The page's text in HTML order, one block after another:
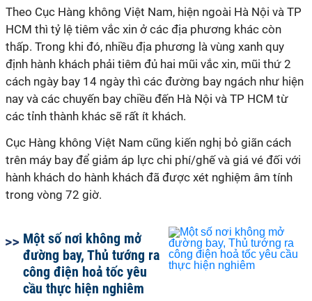
Theo Cục Hàng không Việt Nam, hiện ngoài Hà Nội và TP
HCM thì tỷ lệ tiêm vắc xin ở các địa phương khác còn
thấp. Trong khi đó, nhiều địa phương là vùng xanh quy
định hành khách phải tiêm đủ hai mũi vắc xin, mũi thứ 2
cách ngày bay 14 ngày thì các đường bay ngách như hiện
nay và các chuyến bay chiều đến Hà Nội và TP HCM từ
các tỉnh thành khác sẽ rất ít khách.
Cục Hàng không Việt Nam cũng kiến nghị bỏ giãn cách
trên máy bay để giảm áp lực chi phí/ghế và giá vé đối với
hành khách do hành khách đã được xét nghiệm âm tính
trong vòng 72 giờ.
Một số nơi không mở
đường bay, Thủ tướng ra
công điện hoả tốc yêu
cầu thực hiện nghiêm